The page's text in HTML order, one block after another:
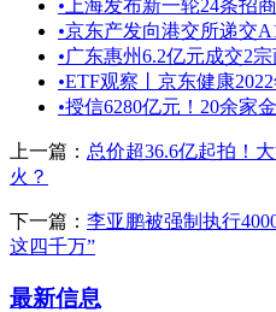
• 上海发布新一轮24条招
•京东产发向港交所递交
•广东惠州6.2亿元成交2
•ETF观察丨京东健康
•授信6280亿元！20余家
上一篇： 总价超36.6亿起拍！
火？
下一篇： 李亚鹏被强制执行
这四千万”
最新信息